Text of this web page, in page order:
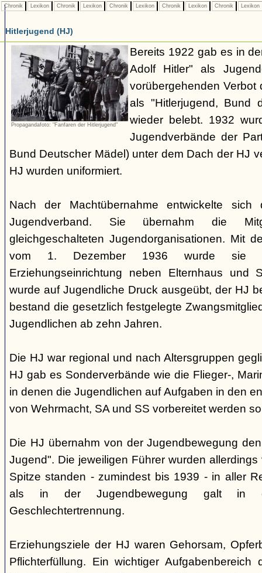
Chronik Lexikon Chronik Lexikon Chronik Lexikon Chronik Lexikon Chronik Lexikon
Hitlerjugend (HJ)
Propagandafoto: "Fanfaren der Hitlerjugend"
Bereits 1922 gab es in
Adolf Hitler" als
vorübergehenden Verbot
als "Hitlerjugend, Bund
wieder belebt. 1932
Jugendverbände der
Bund Deutscher Mädel) unter dem Dach der HJ
HJ wurden uniformiert.
Nach der Machtübernahme entwickelte
Jugendverband. Sie übernahm die
gleichgeschalteten Jugendorganisationen. Mit
vom 1. Dezember 1936 wurde sie
Erziehungseinrichtung neben Elternhaus und
wurde auf Jugendliche Druck ausgeübt, der HJ
bestand die gesetzlich festgelegte
Jugendlichen ab zehn Jahren.
Die HJ war regional und nach Altersgruppen
HJ gab es Sonderverbände wie die Flieger-,
in denen die Jugendlichen auf Aufgaben in den
von Wehrmacht, SA und SS vorbereitet werden
Die HJ übernahm von der Jugendbewegung
Jugend". Die jeweiligen Führer wurden
Spitze standen - zumindest bis 1939 - in aller
als in der Jugendbewegung galt in
Geschlechtertrennung.
Erziehungsziele der HJ waren Gehorsam,
Pflichterfüllung. Ein wichtiger